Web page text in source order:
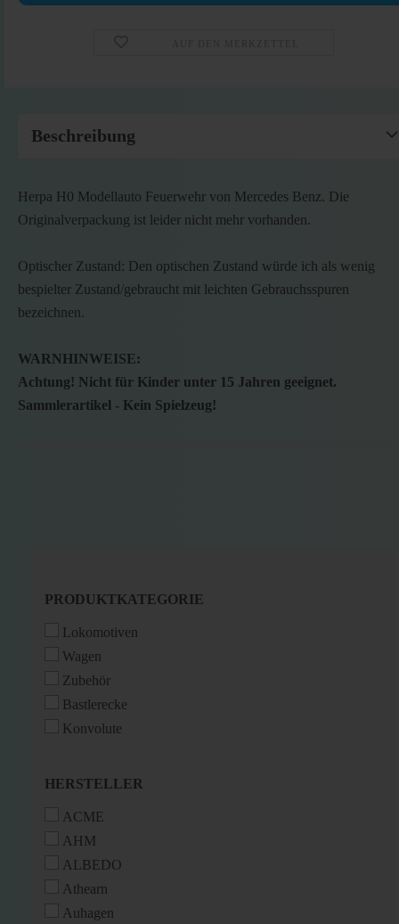
Beschreibung
Herpa H0 Modellauto Feuerwehr von Mercedes Benz. Die
Originalverpackung ist leider nicht mehr vorhanden.
Optischer Zustand: Den optischen Zustand würde ich als wenig
bespielter Zustand/gebraucht mit leichten Gebrauchsspuren
bezeichnen.
WARNHINWEISE:
Achtung! Nicht für Kinder unter 15 Jahren geeignet.
Sammlerartikel - Kein Spielzeug!
PRODUKTKATEGORIE
PRODUKTKATEGORIE
Lokomotiven
Wagen
Zubehör
Bastlerecke
Konvolute
HERSTELLER
HERSTELLER
ACME
AHM
ALBEDO
Athearn
Auhagen